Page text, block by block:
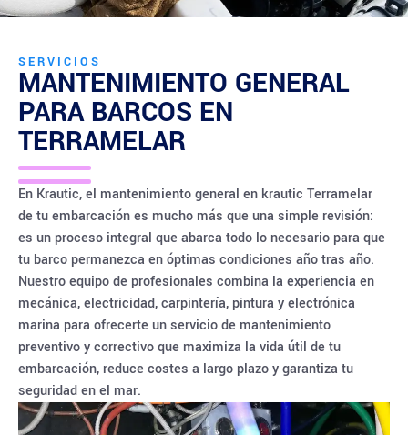
SERVICIOS
MANTENIMIENTO GENERAL
PARA BARCOS EN
TERRAMELAR
En Krautic, el mantenimiento general en krautic Terramelar
de tu embarcación es mucho más que una simple revisión:
es un proceso integral que abarca todo lo necesario para que
tu barco permanezca en óptimas condiciones año tras año.
Nuestro equipo de profesionales combina la experiencia en
mecánica, electricidad, carpintería, pintura y electrónica
marina para ofrecerte un servicio de mantenimiento
preventivo y correctivo que maximiza la vida útil de tu
embarcación, reduce costes a largo plazo y garantiza tu
seguridad en el mar.